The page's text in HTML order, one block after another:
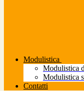
Modulistica
Modulistica
Modulistica
Contatti